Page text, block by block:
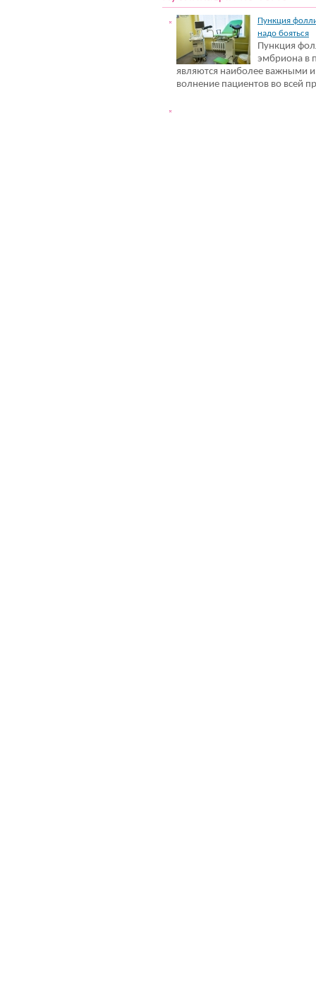
Пункция
надо бояться
Пункция
эмбриона в
являются наиболее важными
волнение пациентов во всей